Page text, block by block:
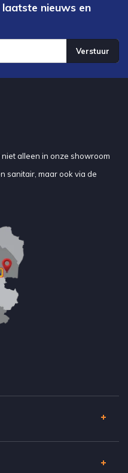
nieuws en
Verstuur
alleen in onze showroom
sanitair, maar ook via de